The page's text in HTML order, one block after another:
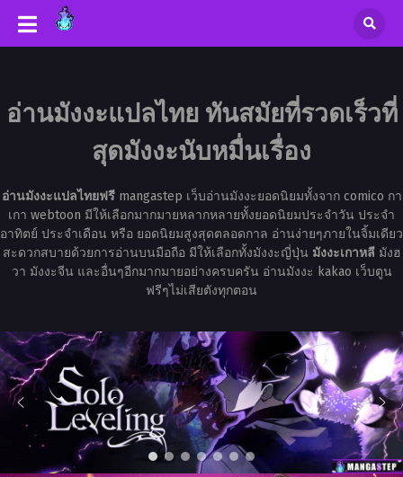
อ่านมังงะแปลไทย ทันสมัยที่รวดเร็วที่
สุดมังงะนับหมื่นเรื่อง
อ่านมังงะแปลไทยฟรีmangastep เว็บอ่านมังงะยอดนิยมทั้งจาก comico กา
เกา webtoon มีให้เลือกมากมายหลากหลายทั้งยอดนิยมประจำวัน ประจำ
อาทิตย์ ประจำเดือน หรือ ยอดนิยมสูงสุดตลอดกาล อ่านง่ายๆภายในจิ้มเดียว
สะดวกสบายด้วยการอ่านบนมือถือ มีให้เลือกทั้งมังงะญี่ปุ่น มังงะเกาหลีมังฮ
วา มังงะจีน และอื่นๆอีกมากมายอย่างครบครัน อ่านมังงะ kakao เว็บตูน
ฟรีๆไม่เสียตังทุกตอน